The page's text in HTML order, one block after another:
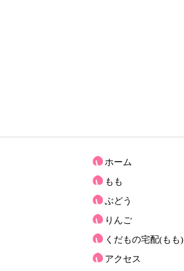
ホーム
もも
ぶどう
りんご
くだもの宅配(もも)
アクセス